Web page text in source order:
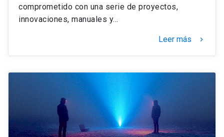
comprometido con una serie de proyectos,
innovaciones, manuales y…
Leer más keyboard_arrow_right